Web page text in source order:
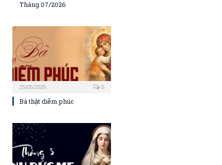
Tháng 07/2026
25/05/2026 0
Bà thật diễm phúc